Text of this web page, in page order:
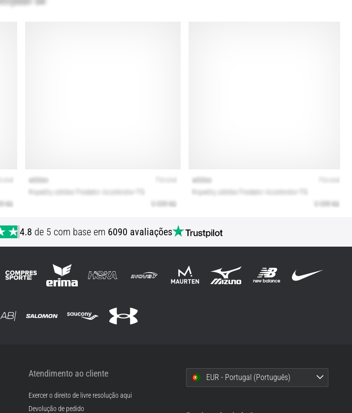
4.8 de 5 com base em 6090 avaliações
Atendimento ao cliente
Exercer o direito de livre resolução aqui
Devolução de pedido
EUR - Portugal (Português)